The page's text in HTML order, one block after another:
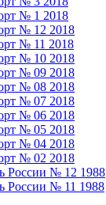
№ 1 2018
№ 12 2018
№ 11 2018
№ 10 2018
№ 09 2018
№ 08 2018
№ 07 2018
№ 06 2018
№ 05 2018
№ 04 2018
№ 02 2018
России № 12 1988
России № 11 1988